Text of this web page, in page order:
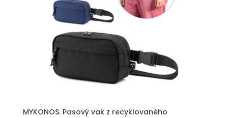
MYKONOS. Pasový vak z recyklovaného